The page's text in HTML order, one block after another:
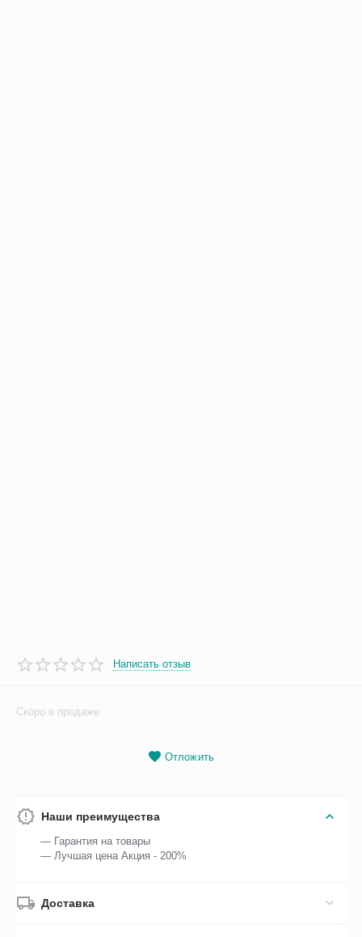
Написать отзыв
Скоро в продаже
Отложить
Наши преимущества
— Гарантия на товары
— Лучшая цена Акция - 200%
Доставка